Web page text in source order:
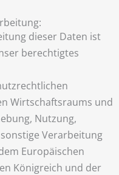
dieser Daten ist
berechtigtes
Wirtschaftsraums und
Nutzung,
Verarbeitung
Europäischen
Königreich und der